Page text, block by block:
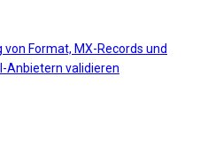
Format, MX-Records und
Anbietern validieren